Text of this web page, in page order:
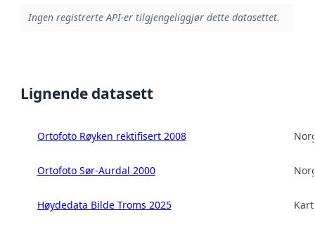
Ingen registrerte API-er tilgjengeliggjør dette datasettet.
Lignende datasett
Ortofoto Røyken rektifisert 2008
Ortofoto Sør-Aurdal 2000
Høydedata Bilde Troms 2025